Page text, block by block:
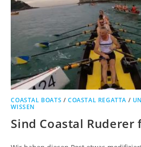
COASTAL BOATS /COASTAL REGATTA /
WISSEN
Sind Coastal Ruderer